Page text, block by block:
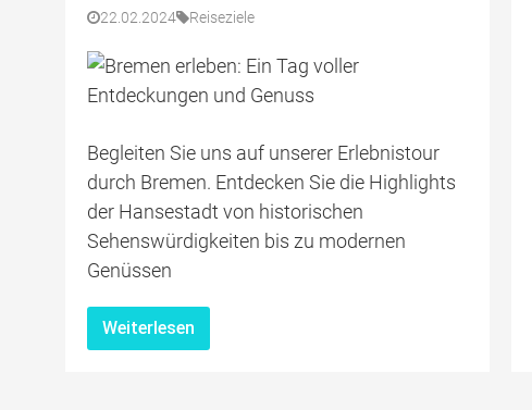
22.02.2024 Reiseziele
Begleiten Sie uns auf unserer Erlebnistour
durch Bremen. Entdecken Sie die Highlights
der Hansestadt von historischen
Sehenswürdigkeiten bis zu modernen
Genüssen
Weiterlesen